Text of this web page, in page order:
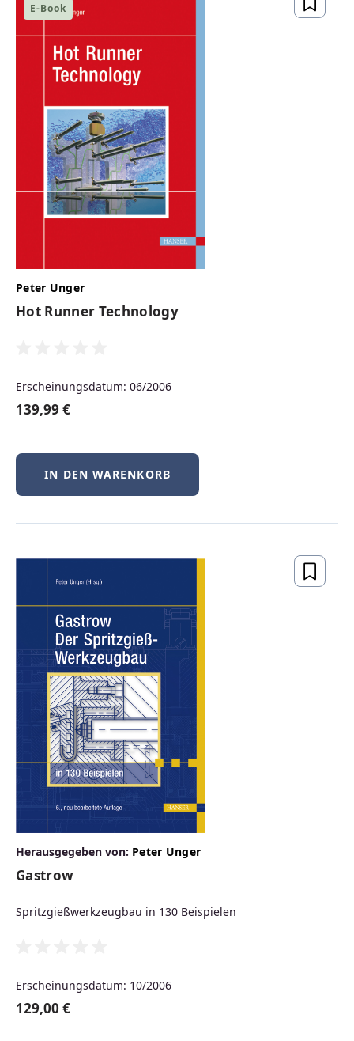
BSD-Praxis kompakt – FreeBSD, NetBSD &
OpenBSD
Regulärer Preis:
69,99 € lieferbar
EPUB
Für Dozierende und
Lehrkräfte
Als Dozierender haben Sie
kostenlosen Zugriff auf
für den Einsatz in Ihrer Lehre prüfen
können. Der Hanser Fachbuchverlag
unterstützt Sie mit didaktisch
hochwertig aufbereiteten
von Vorlesungen, Übungen und
MEHR INFOS FÜR DOZIERENDE
E-Book
Peter Unger
Hot Runner Technology
Erscheinungsdatum: 06/2006
139,99 €
IN DEN WARENKORB
Herausgegeben von: Peter Unger
Gastrow
Spritzgießwerkzeugbau in 130 Beispielen
Erscheinungsdatum: 10/2006
129,00 €